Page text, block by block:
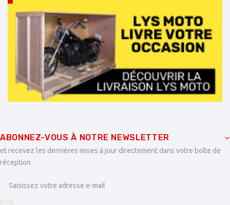
ABONNEZ-VOUS À NOTRE NEWSLETTER
et recevez les dernières mises à jour directement dans votre boîte de
réception